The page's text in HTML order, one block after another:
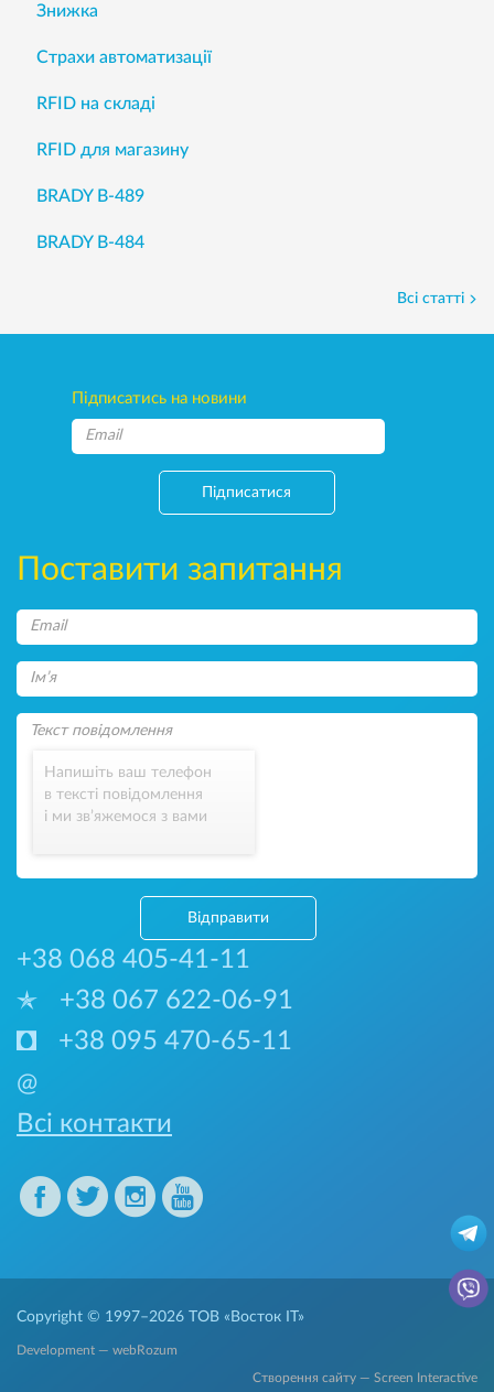
Знижка
Страхи автоматизації
RFID на складі
RFID для магазину
BRADY B-489
BRADY B-484
Всі статті
Підписатись на новини
Підписатися
Поставити запитання
Напишіть ваш телефон
в тексті повідомлення
і ми зв’яжемося з вами
Відправити
+38 068 405-41-11
+38 067 622-06-91
+38 095 470-65-11
@
Всі контакти
Copyright © 1997–2026 ТОВ «Восток IT»
Development — webRozum
Створення сайту — Screen Interactive